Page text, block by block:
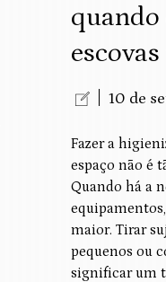
10 de
Fazer a
espaço não é
Quando há a
maior. Tirar
pequenos ou
significar um